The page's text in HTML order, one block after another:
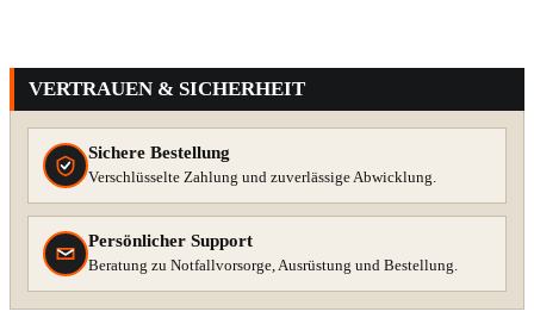
VERTRAUEN & SICHERHEIT
Sichere Bestellung
Verschlüsselte Zahlung und zuverlässige Abwicklung.
Persönlicher Support
Beratung zu Notfallvorsorge, Ausrüstung und Bestellung.